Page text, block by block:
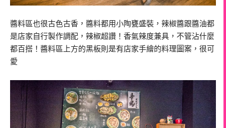
醬料區也很古色古香，醬料都用小陶甕盛裝，辣椒醬跟醬油都
是店家自行製作調配，辣椒超讚！香氣辣度兼具，不管沾什麼
都百搭！醬料區上方的黑板則是有店家手繪的料理圖案，很可
愛